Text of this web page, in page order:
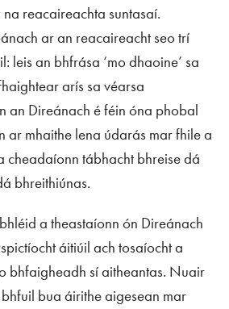
reacaireachta suntasaí.
ar an reacaireacht seo trí
leis an bhfrása ‘mo dhaoine’ sa
arís sa véarsa
an Direánach é féin óna phobal
ar mhaithe lena údarás mar fhile a
cheadaíonn tábhacht bhreise dá
bhreithiúnas.
a theastaíonn ón Direánach
áitiúil ach tosaíocht a
bhfaigheadh sí aitheantas. Nuair
bua áirithe aigesean mar